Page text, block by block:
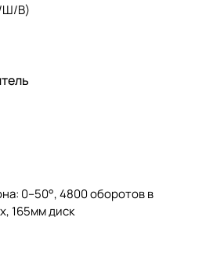
Ш/В)
0–50°, 4800 оборотов в
165мм диск